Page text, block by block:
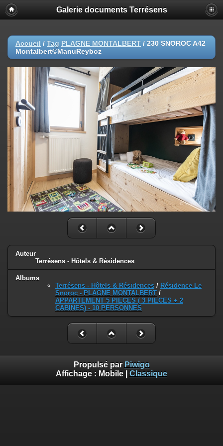
Galerie documents Terrésens
Accueil / Tag PLAGNE MONTALBERT / 230 SNOROC A42
Montalbert©ManuReyboz
Auteur
Terrésens - Hôtels & Résidences
Albums
Terrésens - Hôtels & Résidences / Résidence Le
Snoroc - PLAGNE MONTALBERT /
APPARTEMENT 5 PIECES ( 3 PIECES + 2
CABINES) - 10 PERSONNES
Propulsé par Piwigo
Affichage : Mobile Classique